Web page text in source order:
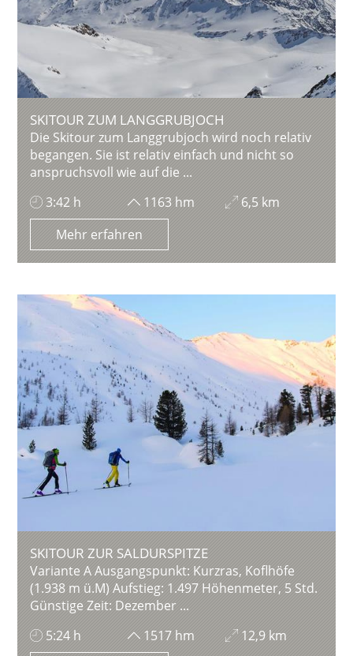
SKITOUR ZUM LANGGRUBJOCH
Die Skitour zum Langgrubjoch wird noch relativ
begangen. Sie ist relativ einfach und nicht so
anspruchsvoll wie auf die ...
3:42 h
1163 hm
6,5 km
Mehr erfahren
SKITOUR ZUR SALDURSPITZE
Variante A Ausgangspunkt: Kurzras, Koflhöfe
(1.938 m ü.M) Aufstieg: 1.497 Höhenmeter, 5 Std.
Günstige Zeit: Dezember ...
5:24 h
1517 hm
12,9 km